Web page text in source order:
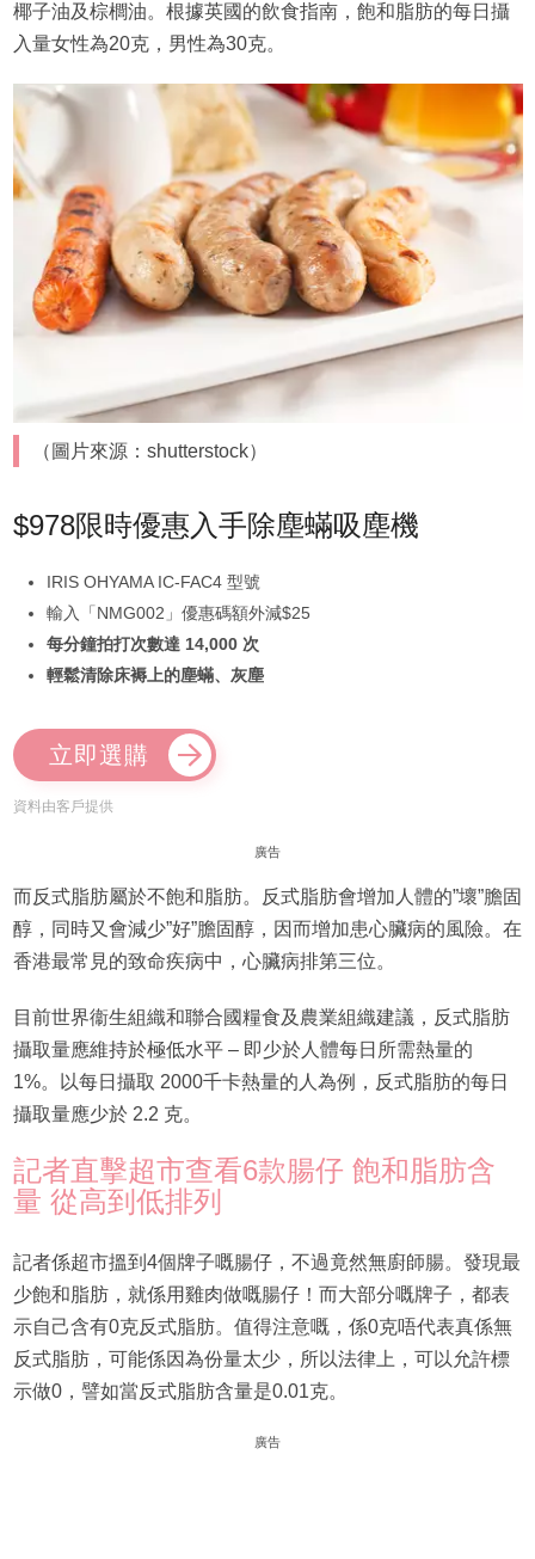
椰子油及棕櫚油。根據英國的飲食指南，飽和脂肪的每日攝
入量女性為20克，男性為30克。
（圖片來源：shutterstock）
$978限時優惠入手除塵蟎吸塵機
IRIS OHYAMA IC-FAC4 型號
輸入「NMG002」優惠碼額外減$25
每分鐘拍打次數達 14,000 次
輕鬆清除床褥上的塵蟎、灰塵
立即選購
資料由客戶提供
廣告
而反式脂肪屬於不飽和脂肪。反式脂肪會增加人體的”壞”膽固
醇，同時又會減少”好”膽固醇，因而增加患心臟病的風險。在
香港最常見的致命疾病中，心臟病排第三位。
目前世界衞生組織和聯合國糧食及農業組織建議，反式脂肪
攝取量應維持於極低水平 – 即少於人體每日所需熱量的
1%。以每日攝取 2000千卡熱量的人為例，反式脂肪的每日
攝取量應少於 2.2 克。
記者直擊超市查看6款腸仔 飽和脂肪含
量 從高到低排列
記者係超市搵到4個牌子嘅腸仔，不過竟然無廚師腸。發現最
少飽和脂肪，就係用雞肉做嘅腸仔！而大部分嘅牌子，都表
示自己含有0克反式脂肪。值得注意嘅，係0克唔代表真係無
反式脂肪，可能係因為份量太少，所以法律上，可以允許標
示做0，譬如當反式脂肪含量是0.01克。
廣告